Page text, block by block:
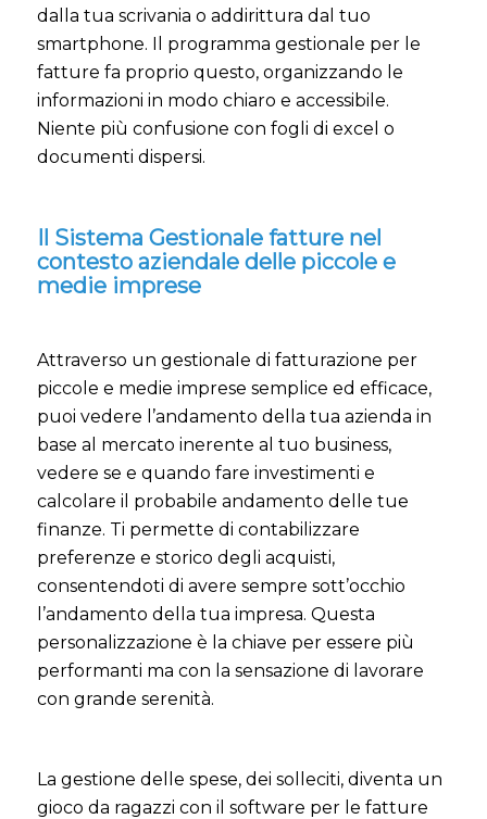
dalla tua scrivania o addirittura dal tuo
smartphone. Il programma gestionale per le
fatture fa proprio questo, organizzando le
informazioni in modo chiaro e accessibile.
Niente più confusione con fogli di excel o
documenti dispersi.
Il Sistema Gestionale fatture nel
contesto aziendale delle piccole e
medie imprese
Attraverso un gestionale di fatturazione per
piccole e medie imprese semplice ed efficace,
puoi vedere l’andamento della tua azienda in
base al mercato inerente al tuo business,
vedere se e quando fare investimenti e
calcolare il probabile andamento delle tue
finanze. Ti permette di contabilizzare
preferenze e storico degli acquisti,
consentendoti di avere sempre sott’occhio
l’andamento della tua impresa. Questa
personalizzazione è la chiave per essere più
performanti ma con la sensazione di lavorare
con grande serenità.
La gestione delle spese, dei solleciti, diventa un
gioco da ragazzi con il software per le fatture